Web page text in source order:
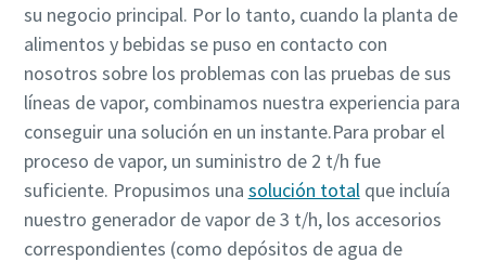
su negocio principal. Por lo tanto, cuando la planta de
alimentos y bebidas se puso en contacto con
nosotros sobre los problemas con las pruebas de sus
líneas de vapor, combinamos nuestra experiencia para
conseguir una solución en un instante.Para probar el
proceso de vapor, un suministro de 2 t/h fue
suficiente. Propusimos una solución totalque incluía
nuestro generador de vapor de 3 t/h, los accesorios
correspondientes (como depósitos de agua de